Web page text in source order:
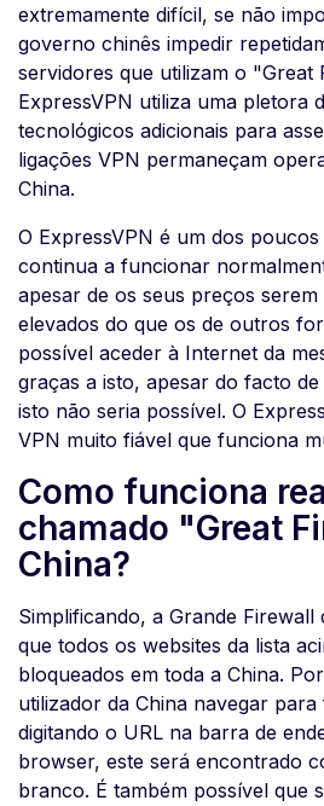
extremamente difícil, se não
governo chinês impedir
servidores que utilizam o "Great
ExpressVPN utiliza uma pletora
tecnológicos adicionais para
ligações VPN permaneçam
China.
O ExpressVPN é um dos
continua a funcionar
apesar de os seus preços serem
elevados do que os de outros
possível aceder à Internet da
graças a isto, apesar do facto
isto não seria possível. O
VPN muito fiável que funciona
Como funciona
chamado "Great
China?
Simplificando, a Grande Firewall
que todos os websites da lista
bloqueados em toda a China.
utilizador da China navegar
digitando o URL na barra de
browser, este será encontrado
branco. É também possível que